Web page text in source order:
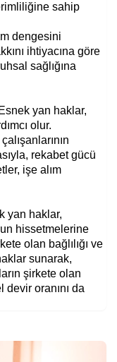
sahip
dengesini
ihtiyacına göre
sağlığına
Esnek yan haklar,
olur.
rekabet gücü
işe alım
yan haklar,
hissetmelerine
olan bağlılığı ve
sunarak,
şirkete olan
devir oranını da